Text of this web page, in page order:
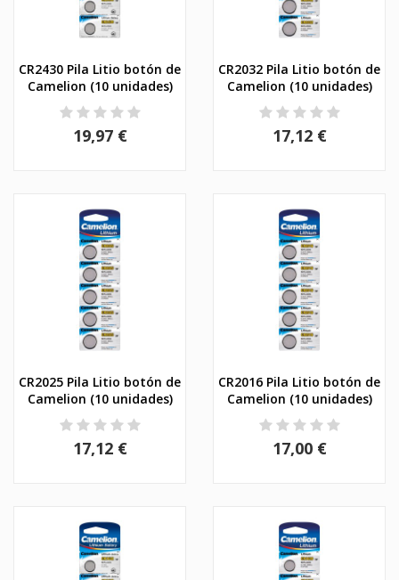
CR2430 Pila Litio botón de
Camelion (10 unidades)
19,97 €
CR2032 Pila Litio botón de
Camelion (10 unidades)
17,12 €
CR2025 Pila Litio botón de
Camelion (10 unidades)
17,12 €
CR2016 Pila Litio botón de
Camelion (10 unidades)
17,00 €